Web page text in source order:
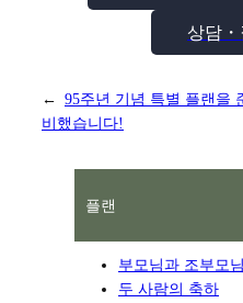
상담・
← 95주년 기념 특별 플랜을
비했습니다!
플랜
부모님과 조부모
두 사람의 축하